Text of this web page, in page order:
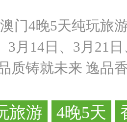
门4晚5天纯玩旅
3月14日、3月21
质铸就未来 逸品
旅游 4晚5天